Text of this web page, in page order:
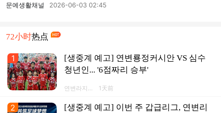
TV
문예생활채널 2026-06-03 02:45
72小时热点
1
[생중계 예고] 연변룡정커시안 VS 심수
청년인... '6점짜리 승부'
연변라지오
1天前
2
[생중계 예고] 이번 주 갑급리그, 연변리